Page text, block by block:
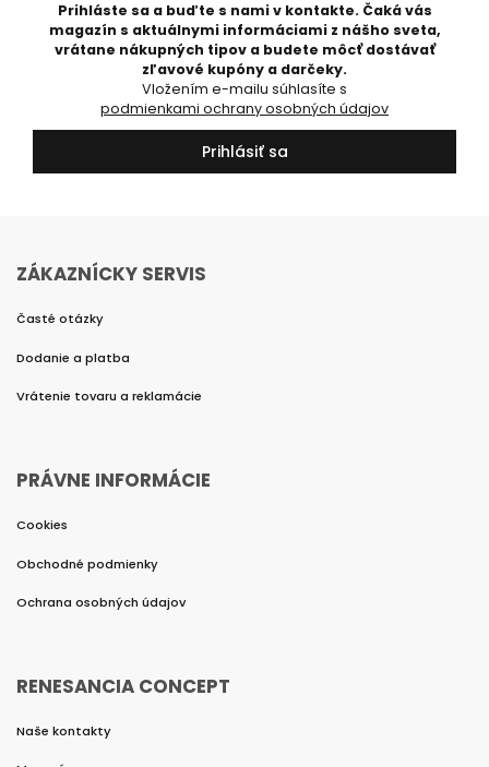
Prihláste sa a buďte s nami v kontakte. Čaká vás
magazín s aktuálnymi informáciami z nášho sveta,
vrátane nákupných tipov a budete môcť dostávať
zľavové kupóny a darčeky.
podmienkami ochrany osobných údajov
Prihlásiť sa
ZÁKAZNÍCKY SERVIS
Časté otázky
Dodanie a platba
Vrátenie tovaru a reklamácie
PRÁVNE INFORMÁCIE
Cookies
Obchodné podmienky
Ochrana osobných údajov
RENESANCIA CONCEPT
Naše kontakty